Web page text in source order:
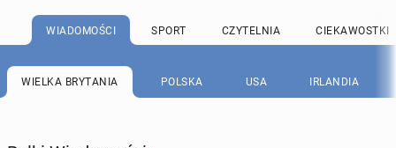
WIADOMOŚCI SPORT CZYTELNIA CIEKAWOSTKI
WIELKA BRYTANIA POLSKA USA IRLANDIA